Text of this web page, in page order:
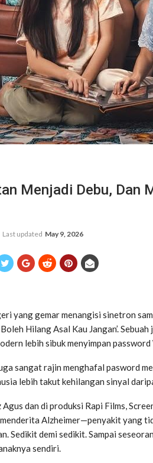
Menjadi Debu, Dan
Last updated May 9, 2026
yang gemar menangisi sinetron
Boleh Hilang Asal Kau Jangan’.
lebih sibuk menyimpan
sangat rajin menghafal pasword
lebih takut kehilangan sinyal
dan di produksi Rapi Films,
Alzheimer—penyakit yang
Sedikit demi sedikit. Sampai
sendiri.